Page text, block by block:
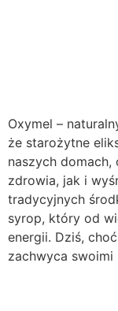
Oxymel –
że starożytne
naszych
zdrowia, jak i
tradycyjnych
syrop, który od
energii. Dziś,
zachwyca